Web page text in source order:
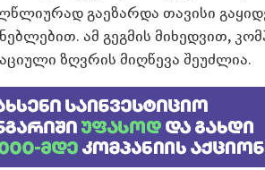
გაეზარდა თავისი
ამ გეგმის მიხედვით,
ზღვრის მიღწევა შეუძლია.